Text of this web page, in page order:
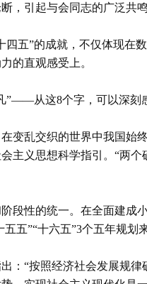
，引起与会同志的广泛共鸣
四五”的成就，不仅体现在
的直观感受上。
”——从这8个字，可以深刻
变乱交织的世界中我国始
主义思想科学指引。“两
段性的统一。在全面建成
五”“十六五”3个五年规划
：“按照经济社会发展规